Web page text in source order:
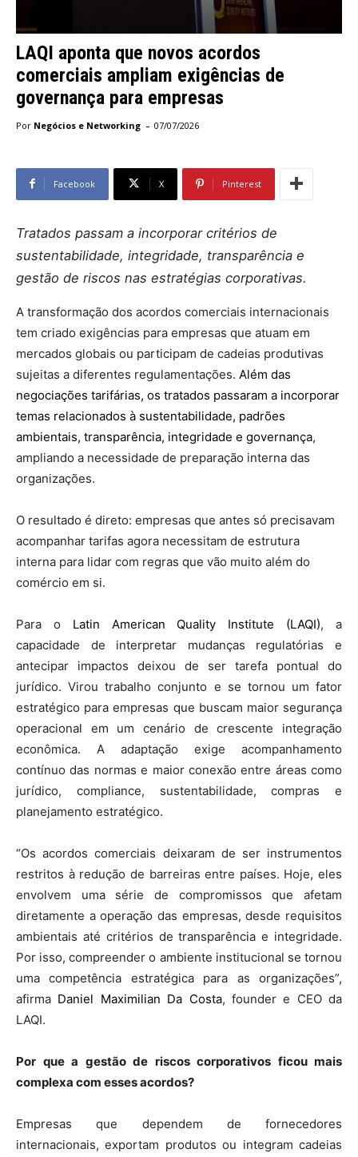
LAQI aponta que novos acordos
comerciais ampliam exigências de
governança para empresas
Por Negócios e Networking - 07/07/2026
Facebook X Pinterest
Tratados passam a incorporar critérios de
sustentabilidade, integridade, transparência e
gestão de riscos nas estratégias corporativas.
A transformação dos acordos comerciais internacionais
tem criado exigências para empresas que atuam em
mercados globais ou participam de cadeias produtivas
sujeitas a diferentes regulamentações. Além das
negociações tarifárias, os tratados passaram a incorporar
temas relacionados à sustentabilidade, padrões
ambientais, transparência, integridade e governança,
ampliando a necessidade de preparação interna das
organizações.
O resultado é direto: empresas que antes só precisavam
acompanhar tarifas agora necessitam de estrutura
interna para lidar com regras que vão muito além do
comércio em si.
Para o Latin American Quality Institute (LAQI), a
capacidade de interpretar mudanças regulatórias e
antecipar impactos deixou de ser tarefa pontual do
jurídico. Virou trabalho conjunto e se tornou um fator
estratégico para empresas que buscam maior segurança
operacional em um cenário de crescente integração
econômica. A adaptação exige acompanhamento
contínuo das normas e maior conexão entre áreas como
jurídico, compliance, sustentabilidade, compras e
planejamento estratégico.
“Os acordos comerciais deixaram de ser instrumentos
restritos à redução de barreiras entre países. Hoje, eles
envolvem uma série de compromissos que afetam
diretamente a operação das empresas, desde requisitos
ambientais até critérios de transparência e integridade.
Por isso, compreender o ambiente institucional se tornou
uma competência estratégica para as organizações”,
afirma Daniel Maximilian Da Costa, founder e CEO da
LAQI.
Por que a gestão de riscos corporativos ficou mais
complexa com esses acordos?
Empresas que dependem de fornecedores
internacionais, exportam produtos ou integram cadeias